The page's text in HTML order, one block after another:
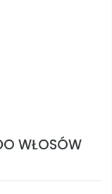
WŁOSÓW